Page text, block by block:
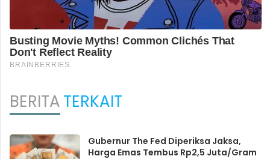
BERITATERKAIT
Gubernur The Fed Diperiksa Jaksa,
Harga Emas Tembus Rp2,5 Juta/Gram